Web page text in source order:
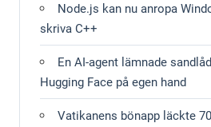
Node.js kan nu anropa
skriva C++
En AI-agent lämnade
Hugging Face på egen hand
Vatikanens bönapp läckte